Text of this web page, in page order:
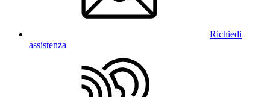
Richiedi
assistenza